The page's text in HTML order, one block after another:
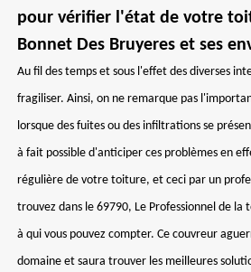
pour vérifier l'état de votre
Bonnet Des Bruyeres et ses
Au fil des temps et sous l'effet des diverses
fragiliser. Ainsi, on ne remarque pas
lorsque des fuites ou des infiltrations se
à fait possible d'anticiper ces problèmes en
régulière de votre toiture, et ceci par un
trouvez dans le 69790, Le Professionnel de la
à qui vous pouvez compter. Ce couvreur
domaine et saura trouver les meilleures